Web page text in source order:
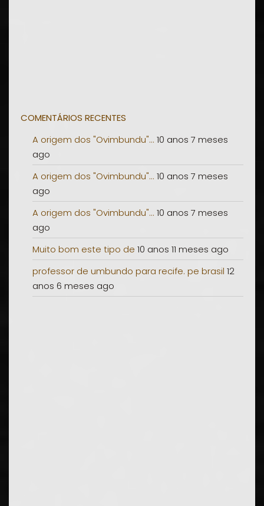
COMENTÁRIOS RECENTES
A origem dos "Ovimbundu"... 10 anos 7 meses
ago
A origem dos "Ovimbundu"... 10 anos 7 meses
ago
A origem dos "Ovimbundu"... 10 anos 7 meses
ago
Muito bom este tipo de 10 anos 11 meses ago
professor de umbundo para recife. pe brasil 12
anos 6 meses ago